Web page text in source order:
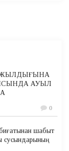
ЖЫЛДЫҒЫНА
АУЫЛ
0
шабыт
сусындарының